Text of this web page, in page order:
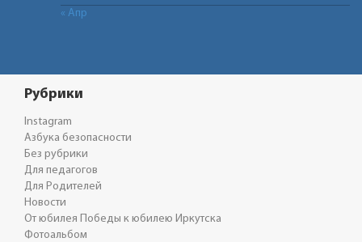
« Апр
Рубрики
Instagram
Азбука безопасности
Без рубрики
Для педагогов
Для Родителей
Новости
От юбилея Победы к юбилею Иркутска
Фотоальбом